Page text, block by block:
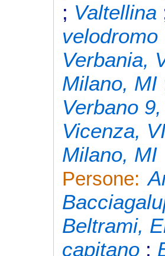
; Valtellina
Verbania,
Milano, MI
Verbano
Vicenza,
Milano, MI
Persone:
Beltrami,
capitano ;